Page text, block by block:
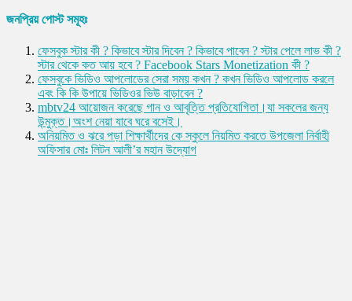
জনপ্রিয় পোস্ট সমূহঃ
ফেসবুক স্টার কী ? কিভাবে স্টার দিবেন ? কিভাবে পাবেন ? স্টার পেলে লাভ কী ?
স্টার থেকে কত আয় হবে ? Facebook Stars Monetization কী ?
ফেসবুকে ভিডিও আপলোডের সেরা সময় কখন ? কখন ভিডিও আপলোড করলে
এবং কি কি উপায়ে ভিডিওর ভিউ বাড়াবেন ?
mbtv24 আয়োজন করেছে গান ও আবৃত্তি প্রতিযোগিতা।যা সকলের জন্য
উন্মুক্ত।অংশ নেয়া যাবে ঘরে বসেই।
অনিয়মিত ও ঝরে পড়া শিক্ষার্থীদের কে স্কুলে নিয়মিত করতে উপজেলা নির্বাহী
অফিসার মোঃ লিটন আলী’র মহান উদ্যোগ